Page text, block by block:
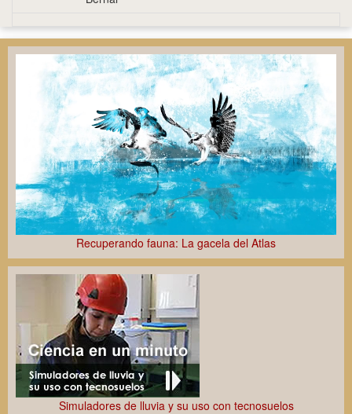
Recuperando fauna: La gacela del Atlas
Simuladores de lluvia y su uso con tecnosuelos